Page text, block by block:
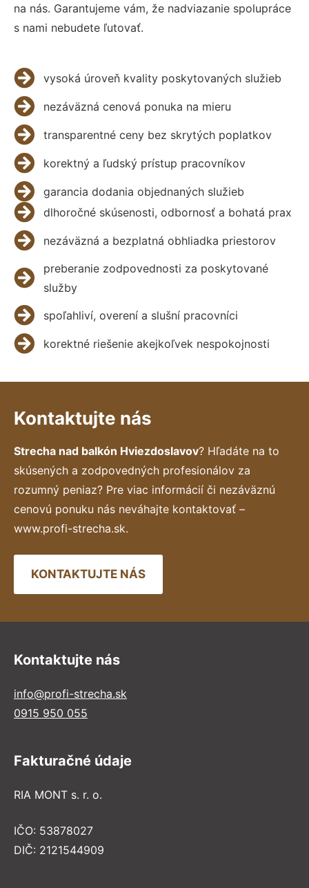
na nás. Garantujeme vám, že nadviazanie spolupráce
s nami nebudete ľutovať.
vysoká úroveň kvality poskytovaných služieb
nezáväzná cenová ponuka na mieru
transparentné ceny bez skrytých poplatkov
korektný a ľudský prístup pracovníkov
garancia dodania objednaných služieb
dlhoročné skúsenosti, odbornosť a bohatá prax
nezáväzná a bezplatná obhliadka priestorov
preberanie zodpovednosti za poskytované
služby
spoľahliví, overení a slušní pracovníci
korektné riešenie akejkoľvek nespokojnosti
Kontaktujte nás
Strecha nad balkón Hviezdoslavov? Hľadáte na to
skúsených a zodpovedných profesionálov za
rozumný peniaz? Pre viac informácií či nezáväznú
cenovú ponuku nás neváhajte kontaktovať –
www.profi-strecha.sk.
KONTAKTUJTE NÁS
Kontaktujte nás
info@profi-strecha.sk
0915 950 055
Fakturačné údaje
RIA MONT s. r. o.
IČO: 53878027
DIČ: 2121544909